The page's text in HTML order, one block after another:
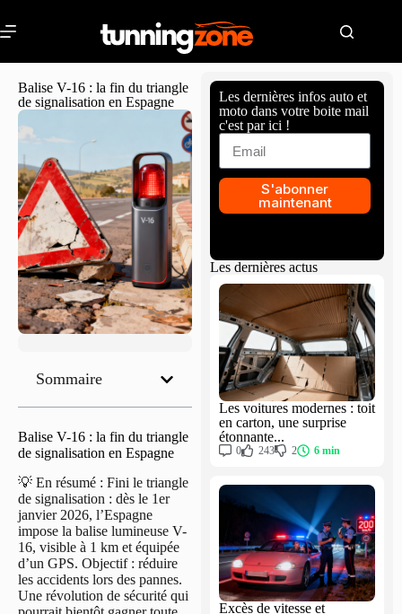
Balise V-16 : la fin du triangle
de signalisation en Espagne
Sommaire
Balise V-16 : la fin du triangle
de signalisation en Espagne
💡 En résumé : Fini le triangle
de signalisation : dès le 1er
janvier 2026, l’Espagne
impose la balise lumineuse V-
16, visible à 1 km et équipée
d’un GPS. Objectif : réduire
les accidents lors des pannes.
Une révolution de sécurité qui
Les dernières infos auto et
moto dans votre boite mail
c'est par ici !
S'abonner
maintenant
Les dernières actus
Les voitures modernes : toit
en carton, une surprise
étonnante...
0 243 2 6 min
Excès de vitesse et